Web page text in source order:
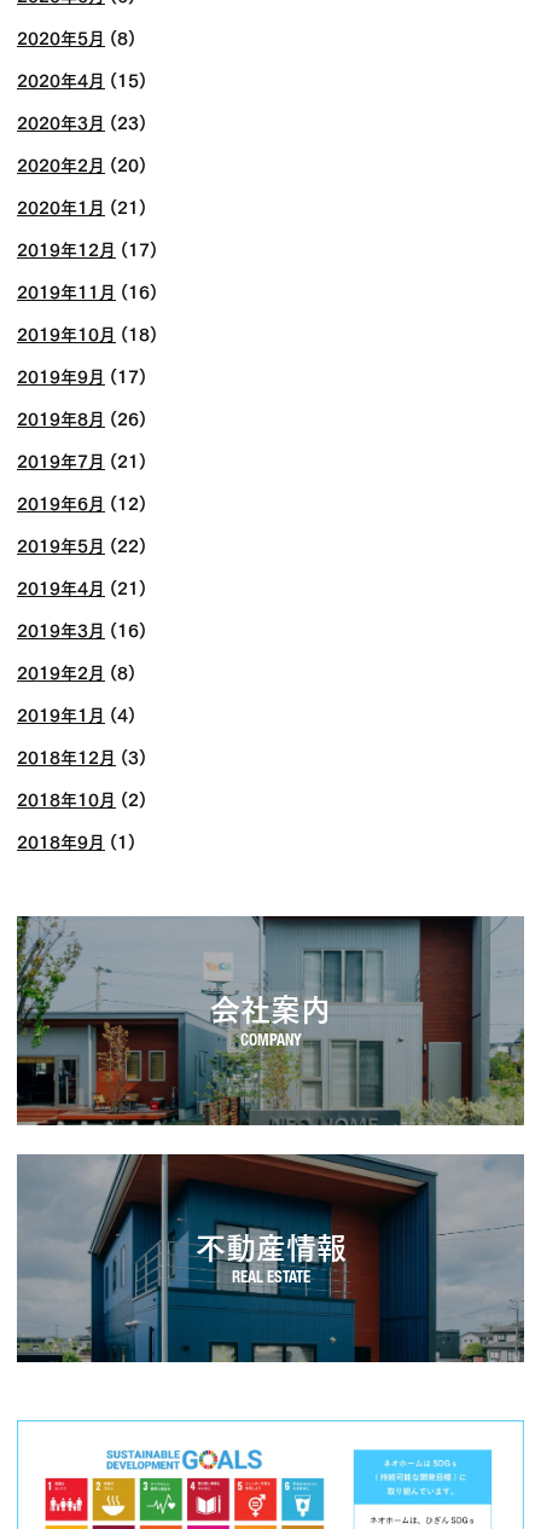
2020年5月 (8)
2020年4月 (15)
2020年3月 (23)
2020年2月 (20)
2020年1月 (21)
2019年12月 (17)
2019年11月 (16)
2019年10月 (18)
2019年9月 (17)
2019年8月 (26)
2019年7月 (21)
2019年6月 (12)
2019年5月 (22)
2019年4月 (21)
2019年3月 (16)
2019年2月 (8)
2019年1月 (4)
2018年12月 (3)
2018年10月 (2)
2018年9月 (1)
会社案内
不動産情報